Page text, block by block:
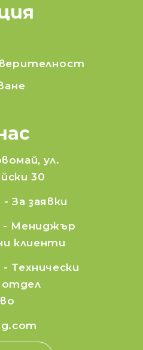
ул.
30
- За заявки
- Мениджър
клиенти
- Технически
отдел